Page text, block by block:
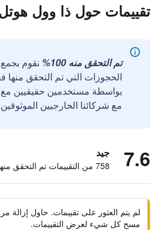
تقييمات حول ذا وول
تم التحقق منه 100%
نقوم
الحجوزات التي تم التحقق منها
مع شركائنا الخارجيين
7.6 جيد
758 من التقييمات تم التحقق منها
لم يتم العثور على تقييمات. حاول إزالة
مسح كل شيء لعرض التقييمات.